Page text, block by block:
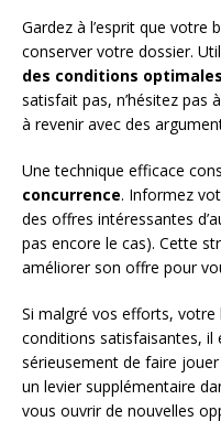
Gardez à l’esprit que votre
conserver votre dossier.
des conditions optimales
satisfait pas, n’hésitez pas
à revenir avec des
Une technique efficace
concurrence. Informez
des offres intéressantes
pas encore le cas). Cette
améliorer son offre pour
Si malgré vos efforts, votre
conditions satisfaisantes, il
sérieusement de faire
un levier supplémentaire
vous ouvrir de nouvelles